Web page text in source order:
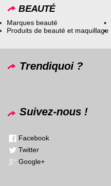
BEAUTÉ
Marques beauté
Produits de beauté et maquillage
Trendiquoi ?
Suivez-nous !
Facebook
Twitter
Google+